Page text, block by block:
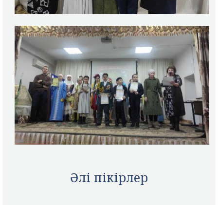
Әлі пікірлер